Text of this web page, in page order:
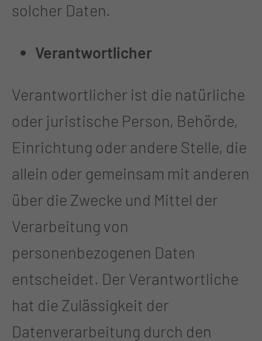
solcher Daten.
Verantwortlicher
Verantwortlicher ist die natürliche
oder juristische Person, Behörde,
Einrichtung oder andere Stelle, die
allein oder gemeinsam mit anderen
über die Zwecke und Mittel der
Verarbeitung von
personenbezogenen Daten
entscheidet. Der Verantwortliche
hat die Zulässigkeit der
Datenverarbeitung durch den